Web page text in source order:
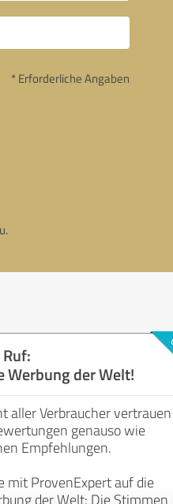
* Erforderliche Angaben
Werbung der Welt!
aller Verbraucher vertrauen
genauso wie
Empfehlungen.
mit ProvenExpert auf die
der Welt: Die Stimmen